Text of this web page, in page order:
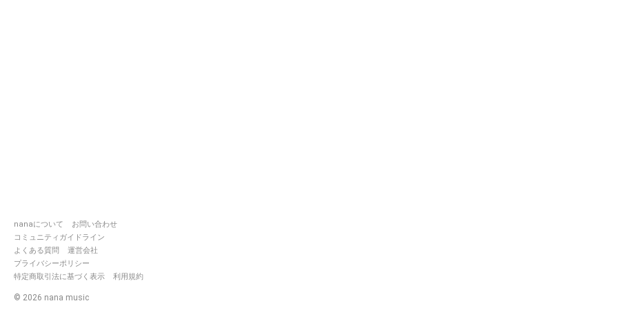
nanaについて
お問い合わせ
コミュニティガイドライン
よくある質問
運営会社
プライバシーポリシー
特定商取引法に基づく表示
利用規約
© 2026 nana music